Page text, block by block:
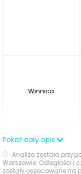
Winnica
Ocena Tabelaofert:
jest szybki dostęp
zapewnia
Pokaż cały opis
Analiza została
Warszawie. Odległości i
zostały oszacowane